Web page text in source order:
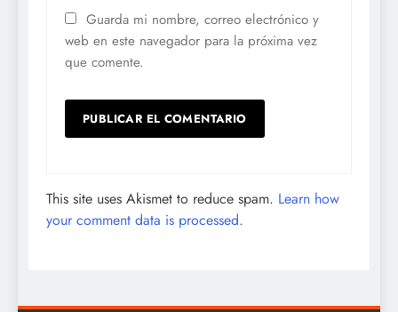
Guarda mi nombre, correo electrónico y
web en este navegador para la próxima vez
que comente.
This site uses Akismet to reduce spam. Learn how
your comment data is processed.